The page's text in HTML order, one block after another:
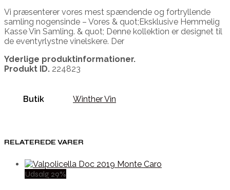
Vi præsenterer vores mest spændende og fortryllende
samling nogensinde – Vores & quot;Eksklusive Hemmelig
Kasse Vin Samling. & quot; Denne kollektion er designet til
de eventyrlystne vinelskere. Der
Yderlige produktinformationer.
Produkt ID. 224823
Butik Winther Vin
RELATEREDE VARER
Udsalg 29%